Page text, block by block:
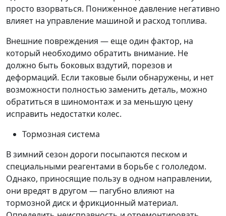
просто взорваться. Пониженное давление негативно
влияет на управление машиной и расход топлива.
Внешние повреждения — еще один фактор, на
который необходимо обратить внимание. Не
должно быть боковых вздутий, порезов и
деформаций. Если таковые были обнаружены, и нет
возможности полностью заменить деталь, можно
обратиться в шиномонтаж и за меньшую цену
исправить недостатки колес.
Тормозная система
В зимний сезон дороги посыпаются песком и
специальными реагентами в борьбе с гололедом.
Однако, приносящие пользу в одном направлении,
они вредят в другом — пагубно влияют на
тормозной диск и фрикционный материал.